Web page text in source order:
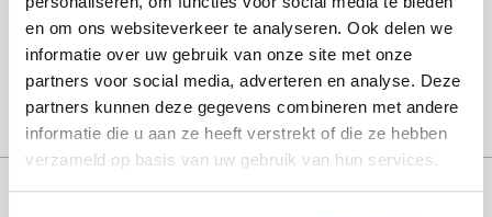
en om ons websiteverkeer te analyseren. Ook delen we
informatie over uw gebruik van onze site met onze
partners voor social media, adverteren en analyse. Deze
partners kunnen deze gegevens combineren met andere
informatie die u aan ze heeft verstrekt of die ze hebben
verzameld op basis van uw gebruik van hun services.